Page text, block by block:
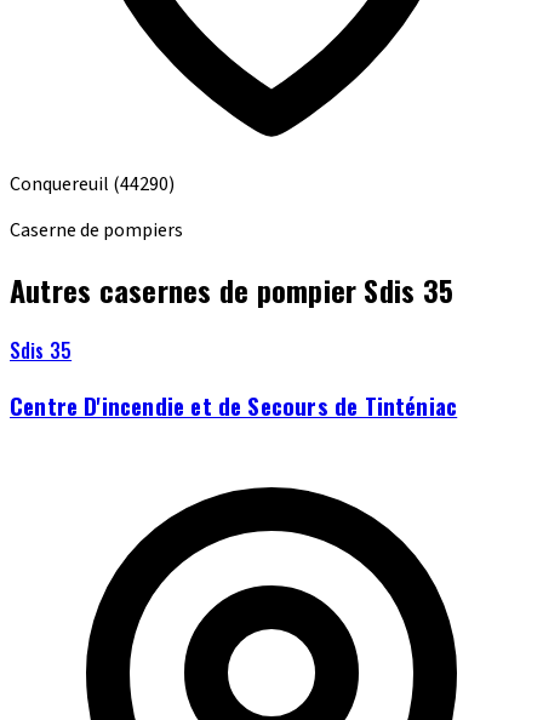
Conquereuil (44290)
Caserne de pompiers
Autres casernes de pompier Sdis 35
Sdis 35
Centre D'incendie et de Secours de Tinténiac